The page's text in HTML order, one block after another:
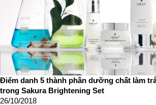
Điểm danh 5 thành phần dưỡng chất làm
trong Sakura Brightening Set
26/10/2018